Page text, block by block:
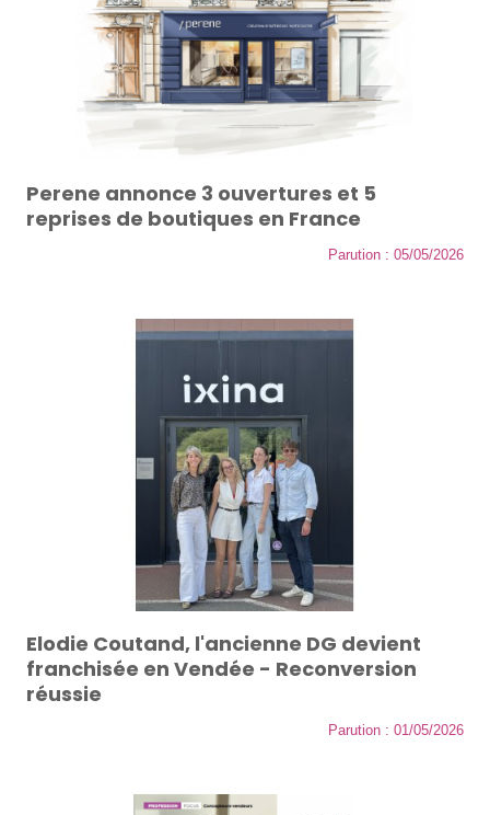
Perene annonce 3 ouvertures et 5
reprises de boutiques en France
Parution : 05/05/2026
Elodie Coutand, l'ancienne DG devient
franchisée en Vendée - Reconversion
réussie
Parution : 01/05/2026